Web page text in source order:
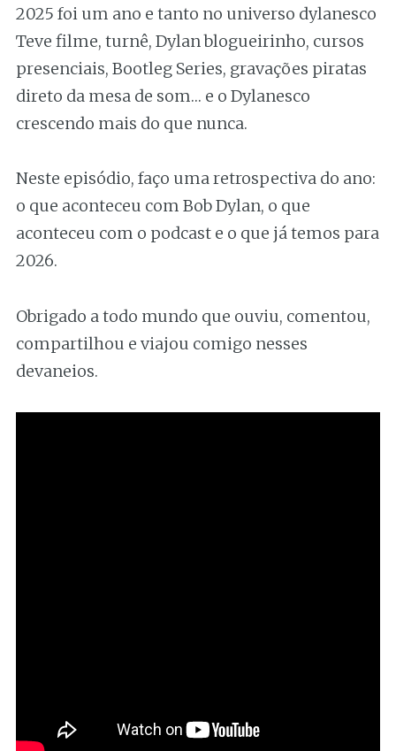
2025 foi um ano e tanto no universo dylanesco
Teve filme, turnê, Dylan blogueirinho, cursos
presenciais, Bootleg Series, gravações piratas
direto da mesa de som… e o Dylanesco
crescendo mais do que nunca.
Neste episódio, faço uma retrospectiva do ano:
o que aconteceu com Bob Dylan, o que
aconteceu com o podcast e o que já temos para
2026.
Obrigado a todo mundo que ouviu, comentou,
compartilhou e viajou comigo nesses
devaneios.